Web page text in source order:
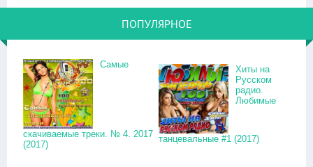
ПОПУЛЯРНОЕ
Самые
скачиваемые треки. № 4. 2017
(2017)
Хиты на
Русском
радио.
Любимые
танцевальные #1 (2017)